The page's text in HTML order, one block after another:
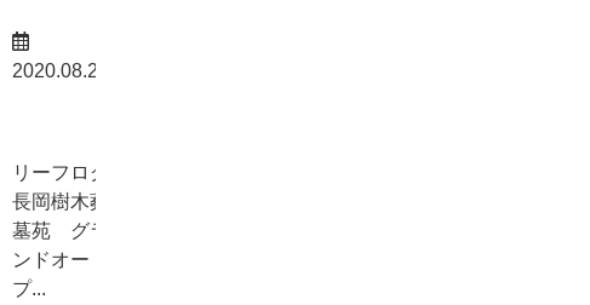
2020.08.25
リーフログ
長岡樹木葬
墓苑 グラ
ンドオー
プ...